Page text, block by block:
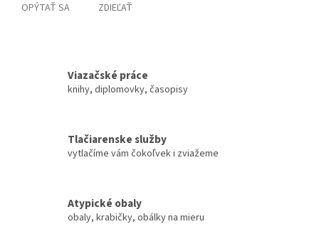
OPÝTAŤ SA ZDIEĽAŤ
Viazačské práce
knihy, diplomovky, časopisy
Tlačiarenske služby
vytlačíme vám čokoľvek i zviažeme
Atypické obaly
obaly, krabičky, obálky na mieru